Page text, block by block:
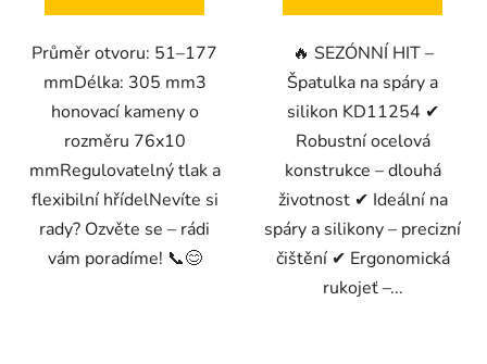
Průměr otvoru: 51–177
mmDélka: 305 mm3
honovací kameny o
rozměru 76x10
mmRegulovatelný tlak a
flexibilní hřídelNevíte si
rady? Ozvěte se – rádi
vám poradíme! 📞😊
🔥 SEZÓNNÍ HIT –
Špatulka na spáry a
silikon KD11254 ✔
Robustní ocelová
konstrukce – dlouhá
životnost ✔ Ideální na
spáry a silikony – precizní
čištění ✔ Ergonomická
rukojeť –...